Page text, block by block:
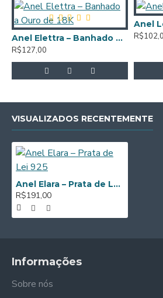
Anel Elettra – Banhado a Ouro de 18K
R$127,00
Anel
VISUALIZADOS RECENTEMENTE
Anel Elara – Prata de Lei 925
R$191,00
Informações
Sobre nós